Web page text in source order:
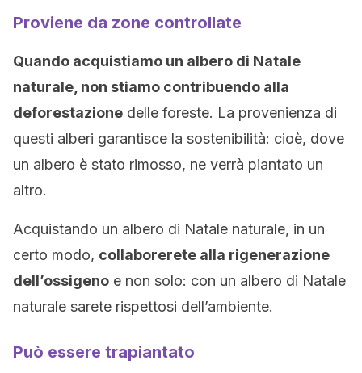
Proviene da zone controllate
Quando acquistiamo un albero di Natale
naturale, non stiamo contribuendo alla
deforestazione delle foreste. La provenienza di
questi alberi garantisce la sostenibilità: cioè, dove
un albero è stato rimosso, ne verrà piantato un
altro.
Acquistando un albero di Natale naturale, in un
certo modo, collaborerete alla rigenerazione
dell’ossigeno e non solo: con un albero di Natale
naturale sarete rispettosi dell’ambiente.
Può essere trapiantato